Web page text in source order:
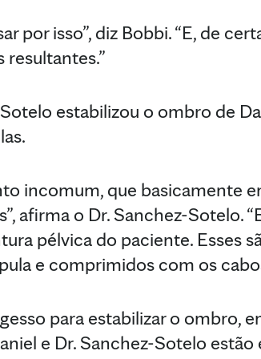
por isso”, diz Bobbi. “E, de
estabilizou o ombro de
incomum, que basicamente
afirma o Dr. Sanchez-Sotelo.
pélvica do paciente. Esses
e comprimidos com os
para estabilizar o ombro,
e Dr. Sanchez-Sotelo